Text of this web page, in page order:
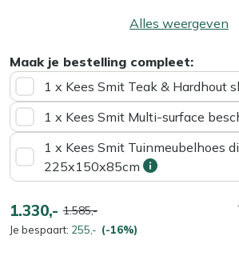
Alles weergeven
Maak je bestelling compleet:
1 x Kees Smit Teak & Hardhout
1 x Kees Smit Multi-surface
1 x Kees Smit Tuinmeubelhoes
225x150x85cm
1.330,- 1.585,-
Je bespaart: 255,- (-16%)